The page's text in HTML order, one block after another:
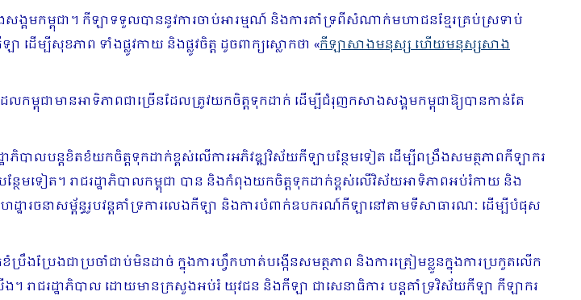
ង្គមកម្ពុជា។ កីឡាទទួលបាននូវការចាប់អារម្មណ៍ និងការគាំទ្រពីសំណាក់មហាជនខ្មែរគ្រប់ស្រទាប់
ម្បីសុខភាព ទាំងផ្លូវកាយ និងផ្លូវចិត្ត ដូចពាក្យស្លោកថា «កីឡាសាងមនុស្ស ហើយមនុស្សសាង
ពុជាមានអាទិភាពជាច្រើនដែលត្រូវយកចិត្តទុកដាក់ ដើម្បីជំរុញកសាងសង្គមកម្ពុជាឱ្យបានកាន់តែ
ាភិបាលបន្តខិតខំយកចិត្តទុកដាក់ខ្ពស់លើការអភិវឌ្ឍវិស័យកីឡាបន្ថែមទៀត ដើម្បីពង្រឹងសមត្ថភាពកីឡាករ
ថែមទៀត។ រាជរដ្ឋាភិបាលកម្ពុជា បាន និងកំពុងយកចិត្តទុកដាក់ខ្ពស់លើវិស័យអាទិភាពអប់រំកាយ និង
ដ្ឋារចនាសម្ព័ន្ធរូបវន្តគាំទ្រការលេងកីឡា និងការបំពាក់ឧបករណ៍កីឡានៅតាមទីសាធារណៈ ដើម្បីបំផុស
រែងជាប្រចាំជាប់មិនដាច់ ក្នុងការហ្វឹកហាត់បង្កើនសមត្ថភាព និងការត្រៀមខ្លួនក្នុងការប្រកួតលើក
រាជរដ្ឋាភិបាល ដោយមានក្រសួងអប់រំ យុវជន និងកីឡា ជាសេនាធិការ បន្តគាំទ្រវិស័យកីឡា កីឡាករ